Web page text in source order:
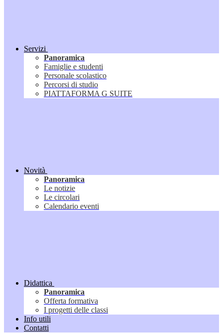
Servizi
Panoramica
Famiglie e studenti
Personale scolastico
Percorsi di studio
PIATTAFORMA G SUITE
Novità
Panoramica
Le notizie
Le circolari
Calendario eventi
Didattica
Panoramica
Offerta formativa
I progetti delle classi
Info utili
Contatti